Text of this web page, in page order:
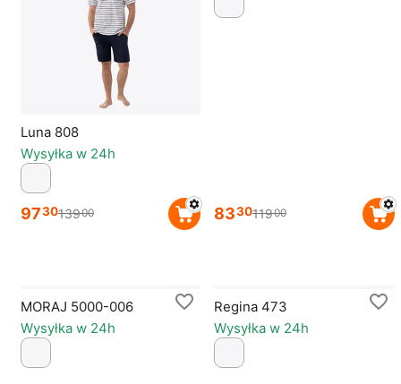
Luna 808
Wysyłka w 24h
973013900 833011900
MORAJ 5000-006
Wysyłka w 24h
Regina 473
Wysyłka w 24h